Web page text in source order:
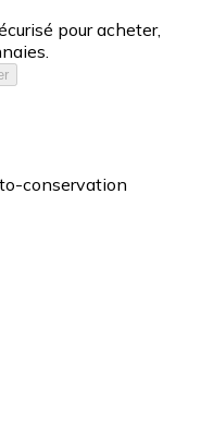
pour acheter,
conservation